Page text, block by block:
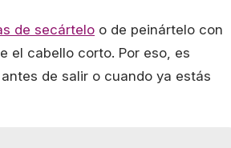
de secártelo o de peinártelo con
el cabello corto. Por eso, es
de salir o cuando ya estás